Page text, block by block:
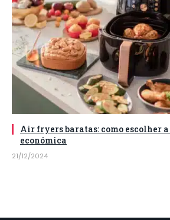
Air fryers baratas: como escolher
económica
21/12/2024